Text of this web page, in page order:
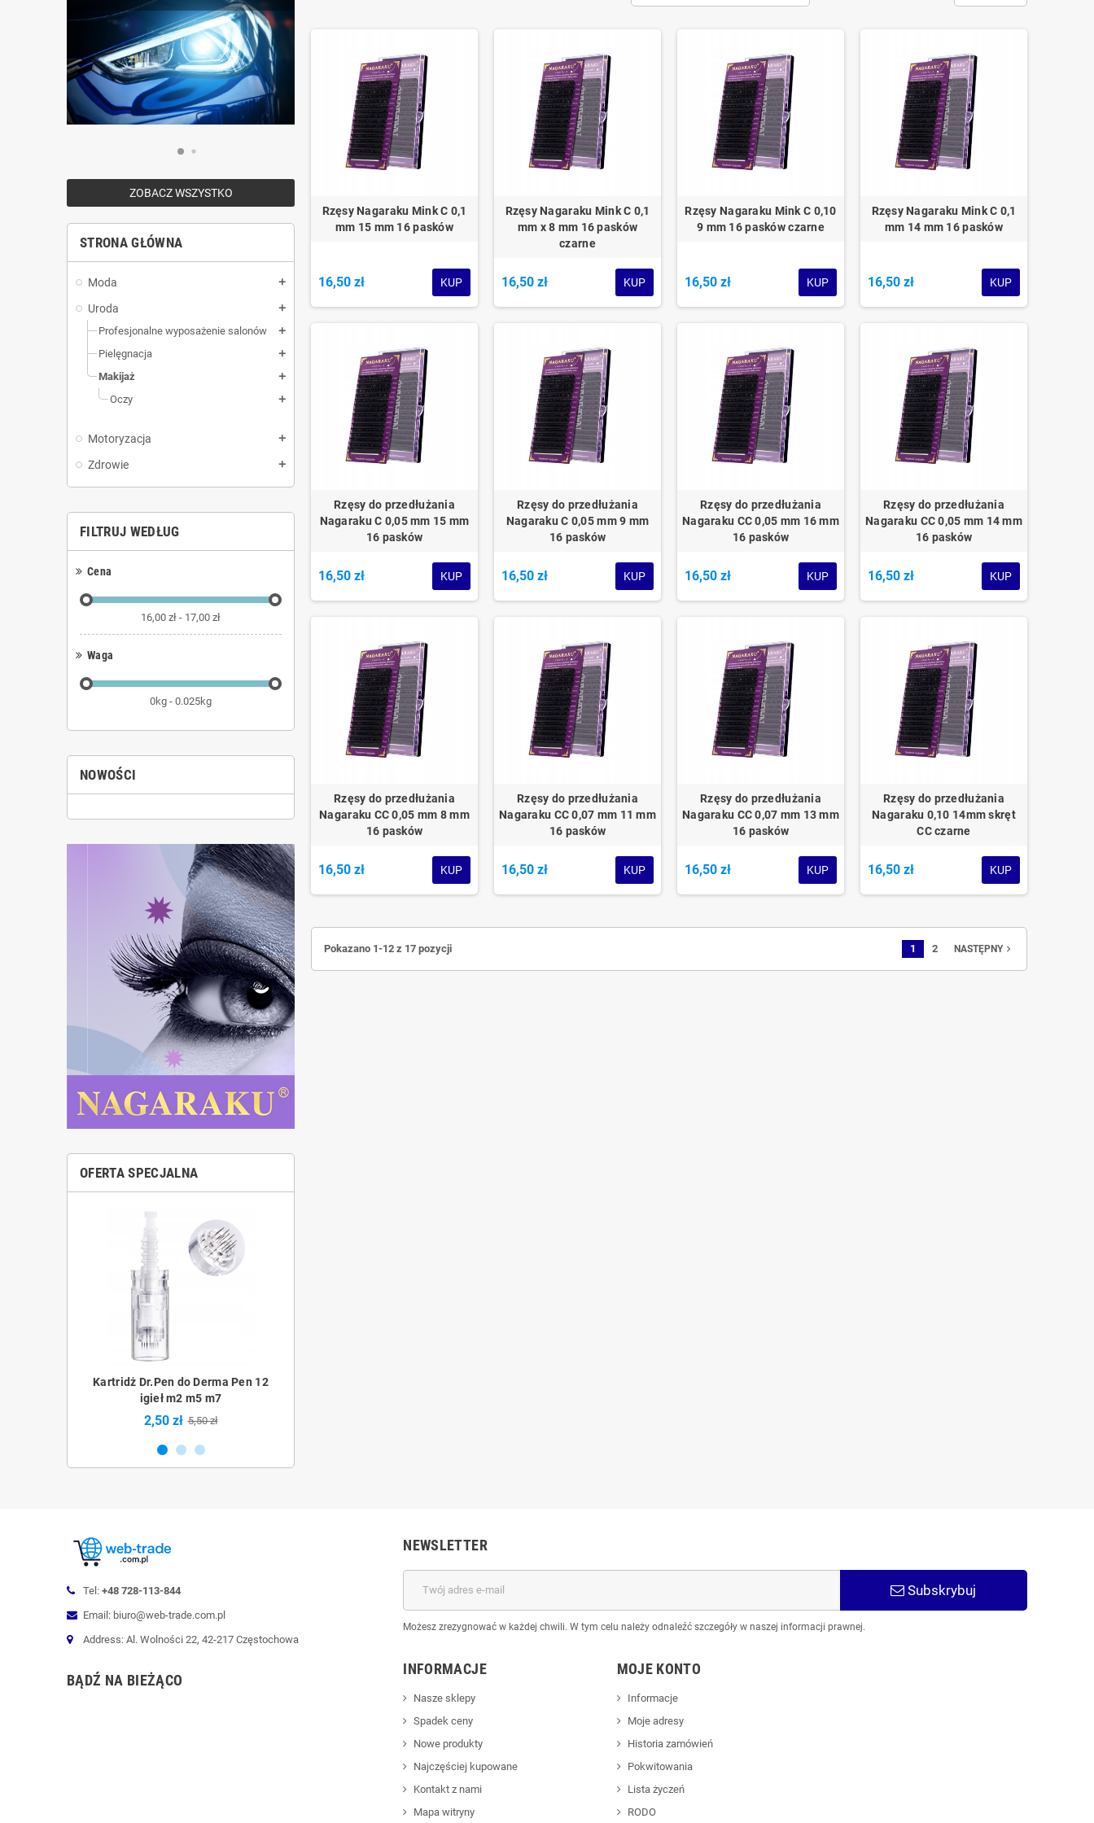
ZOBACZ WSZYSTKO
STRONA GŁÓWNA
Moda add
Uroda add
Profesjonalne wyposażenie salonów add
Pielęgnacja add
Makijaż add
Oczy add
Motoryzacja add
Zdrowie add
FILTRUJ WEDŁUG
Cena
16,00 zł - 17,00 zł
Waga
0kg - 0.025kg
NOWOŚCI
OFERTA SPECJALNA
Kartridż Dr.Pen do Derma Pen 12
igieł m2 m5 m7
2,50 zł 5,50 zł
Rzęsy Nagaraku Mink C 0,1
mm 15 mm 16 pasków
16,50 zł KUP
Rzęsy Nagaraku Mink C 0,1
mm x 8 mm 16 pasków
czarne
16,50 zł KUP
Rzęsy Nagaraku Mink C 0,10
9 mm 16 pasków czarne
16,50 zł KUP
Rzęsy Nagaraku Mink C 0,1
mm 14 mm 16 pasków
16,50 zł KUP
Rzęsy do przedłużania
Nagaraku C 0,05 mm 15 mm
16 pasków
16,50 zł KUP
Rzęsy do przedłużania
Nagaraku C 0,05 mm 9 mm
16 pasków
16,50 zł KUP
Rzęsy do przedłużania
Nagaraku CC 0,05 mm 16 mm
16 pasków
16,50 zł KUP
Rzęsy do przedłużania
Nagaraku CC 0,05 mm 14 mm
16 pasków
16,50 zł KUP
Rzęsy do przedłużania
Nagaraku CC 0,05 mm 8 mm
16 pasków
16,50 zł KUP
Rzęsy do przedłużania
Nagaraku CC 0,07 mm 11 mm
16 pasków
16,50 zł KUP
Rzęsy do przedłużania
Nagaraku CC 0,07 mm 13 mm
16 pasków
16,50 zł KUP
Rzęsy do przedłużania
Nagaraku 0,10 14mm skręt
CC czarne
16,50 zł KUP
Pokazano 1-12 z 17 pozycji 1 2 NASTĘPNYnavigate_next
Tel: +48 728-113-844
Email: biuro@web-trade.com.pl
Address: Al. Wolności 22, 42-217 Częstochowa
BĄDŹ NA BIEŻĄCO
NEWSLETTER
Subskrybuj
Możesz zrezygnować w każdej chwili. W tym celu należy odnaleźć szczegóły w naszej informacji prawnej.
INFORMACJE
Nasze sklepy
Spadek ceny
Nowe produkty
Najczęściej kupowane
Kontakt z nami
Mapa witryny
MOJE KONTO
Informacje
Moje adresy
Historia zamówień
Pokwitowania
Lista życzeń
RODO